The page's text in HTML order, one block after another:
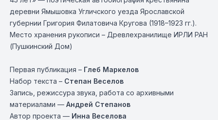
деревни Ямышовка Угличского уезда Ярославской
губернии Григория Филатовича Кругова (1918–1923 гг.).
Место хранения рукописи – Древлехранилище ИРЛИ РАН
(Пушкинский Дом)
Первая публикация – Глеб Маркелов
Набор текста – Степан Веселов
Запись, режиссура звука, работа со архивными
материалами — Андрей Степанов
Автор проекта — Инна Веселова